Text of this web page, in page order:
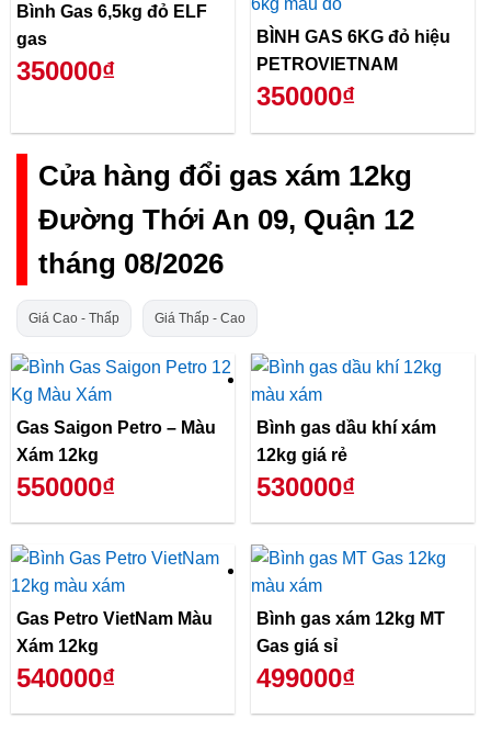
Bình Gas 6,5kg đỏ ELF
gas
350000₫
BÌNH GAS 6KG đỏ hiệu
PETROVIETNAM
350000₫
Cửa hàng đổi gas xám 12kg
Đường Thới An 09, Quận 12
tháng 08/2026
Giá Cao - Thấp Giá Thấp - Cao
Gas Saigon Petro – Màu
Xám 12kg
550000₫
Bình gas dầu khí xám
12kg giá rẻ
530000₫
Gas Petro VietNam Màu
Xám 12kg
540000₫
Bình gas xám 12kg MT
Gas giá sỉ
499000₫